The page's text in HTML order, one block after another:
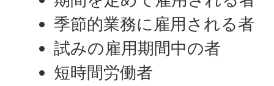
季節的業務に雇用される者
試みの雇用期間中の者
短時間労働者